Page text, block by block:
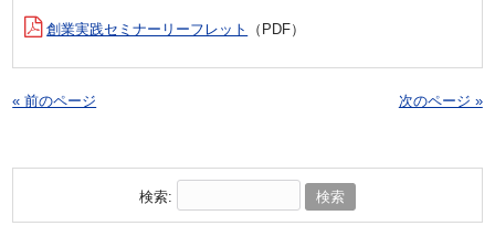
創業実践セミナーリーフレット （PDF）
« 前のページ 次のページ »
検索: